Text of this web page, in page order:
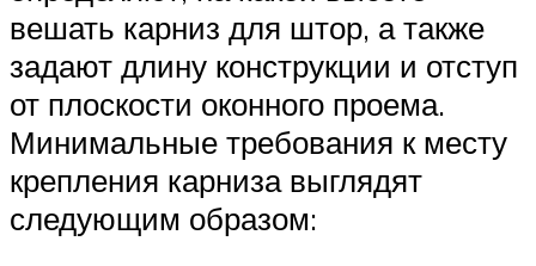
вешать карниз для штор, а также
задают длину конструкции и отступ
от плоскости оконного проема.
Минимальные требования к месту
крепления карниза выглядят
следующим образом: